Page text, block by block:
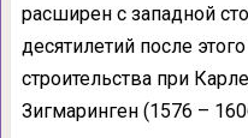
расширен с западной
десятилетий после
строительства при
Зигмаринген (1576 –